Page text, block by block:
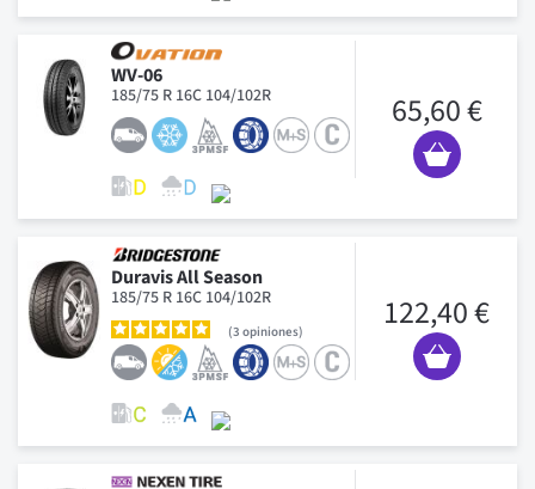
WV-06
185/75 R 16C 104/102R 65,60 €
Duravis All Season
185/75 R 16C 104/102R
3 opiniones 122,40 €